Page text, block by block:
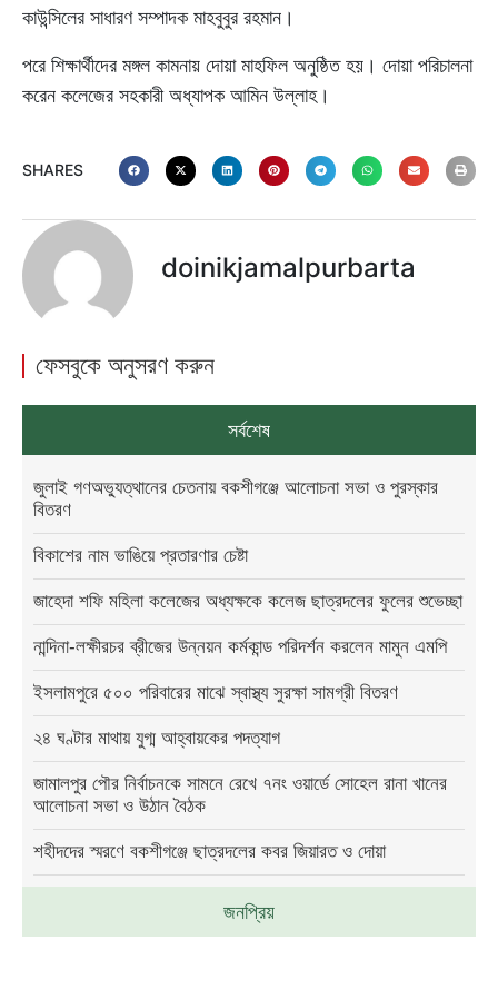
কাউন্সিলের সাধারণ সম্পাদক মাহবুবুর রহমান।
পরে শিক্ষার্থীদের মঙ্গল কামনায় দোয়া মাহফিল অনুষ্ঠিত হয়। দোয়া পরিচালনা
করেন কলেজের সহকারী অধ্যাপক আমিন উল্লাহ।
SHARES
doinikjamalpurbarta
ফেসবুকে অনুসরণ করুন
সর্বশেষ
জনপ্রিয়
জুলাই গণঅভ্যুত্থানের চেতনায় বকশীগঞ্জে আলোচনা সভা ও পুরস্কার
বিতরণ
বিকাশের নাম ভাঙিয়ে প্রতারণার চেষ্টা
জাহেদা শফি মহিলা কলেজের অধ্যক্ষকে কলেজ ছাত্রদলের ফুলের শুভেচ্ছা
নান্দিনা-লক্ষীরচর ব্রীজের উন্নয়ন কর্মকান্ড পরিদর্শন করলেন মামুন এমপি
ইসলামপুরে ৫০০ পরিবারের মাঝে স্বাস্থ্য সুরক্ষা সামগ্রী বিতরণ
২৪ ঘণ্টার মাথায় যুগ্ম আহ্বায়কের পদত্যাগ
জামালপুর পৌর নির্বাচনকে সামনে রেখে ৭নং ওয়ার্ডে সোহেল রানা খানের
আলোচনা সভা ও উঠান বৈঠক
শহীদদের স্মরণে বকশীগঞ্জে ছাত্রদলের কবর জিয়ারত ও দোয়া